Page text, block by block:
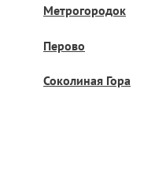
Метрогородок
Перово
Соколиная Гора